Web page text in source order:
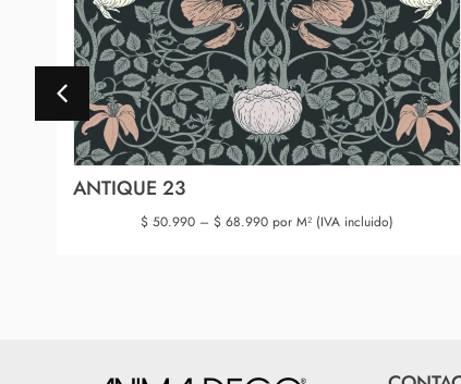
ANTIQUE 23
$ 50.990 – $ 68.990 por M² (IVA incluido)